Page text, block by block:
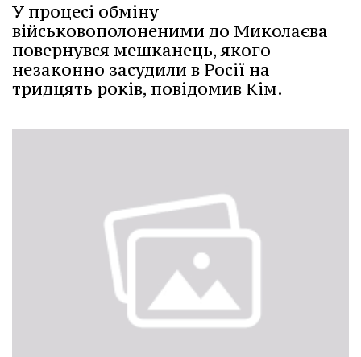
У процесі обміну
військовополоненими до Миколаєва
повернувся мешканець, якого
незаконно засудили в Росії на
тридцять років, повідомив Кім.